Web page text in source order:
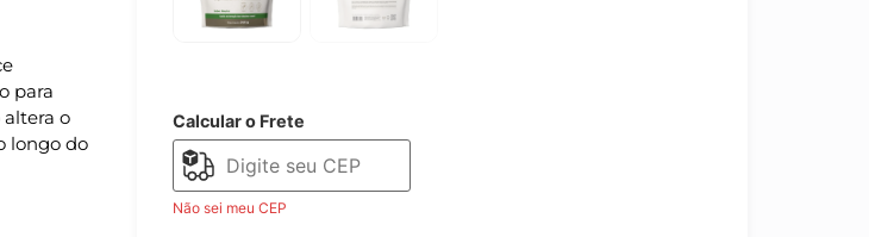
para
o
longo do
Calcular o Frete
Não sei meu CEP